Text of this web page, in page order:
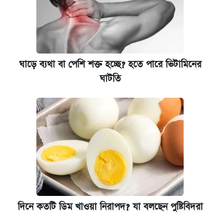
রাষ্ট্রবিরোধী কর্মকাণ্ড: ঢাবির কয়েকজন শিক্ষকের
বিরুদ্ধে ব্যবস্থা
আজকের বাজারে স্বর্ণের দাম (৬ আগস্ট)
আবেদন শুরু
ঘাড়ে ব্যথা বা পেশি শক্ত হচ্ছে? হতে পারে ভিটামিনের
ঘাটতি
দিনে কতটি ডিম খাওয়া নিরাপদ? যা বলছেন পুষ্টিবিদরা